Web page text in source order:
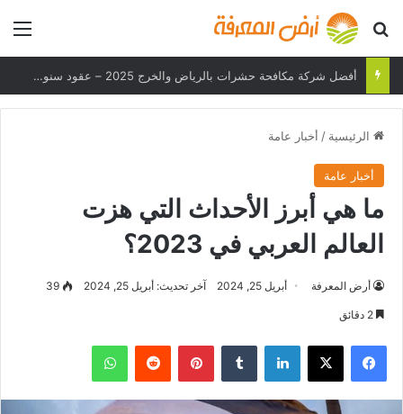
بحث عن
أفضل شركة مكافحة حشرات بالرياض والخرج 2025 – عقود سنوية وحلول فعالة
الرئيسية / أخبار عامة
أخبار عامة
ما هي أبرز الأحداث التي هزت
العالم العربي في 2023؟
أرض المعرفة أبريل 25, 2024 آخر تحديث: أبريل 25, 2024 39
فيسبوك ‫X لينكدإن بينتيريست واتساب